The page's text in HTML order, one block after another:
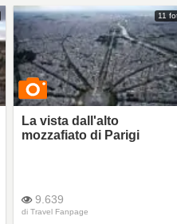
11
La vista dall'alto
mozzafiato di Parigi
9.639
di Travel Fanpage